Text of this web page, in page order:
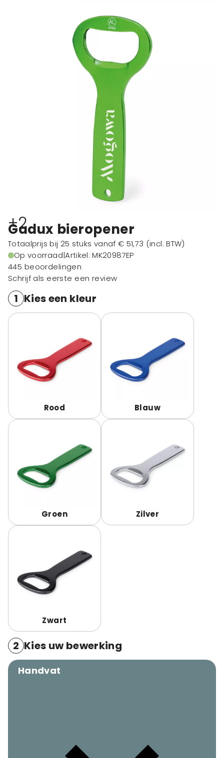
+2
Gadux bieropener
Totaalprijs bij 25 stuks vanaf € 51,73 (incl. BTW)
Op voorraad|Artikel: MK20987EP
445 beoordelingen
Schrijf als eerste een review
1 Kies een kleur
Rood Blauw
Groen Zilver
Zwart
2 Kies uw bewerking
Handvat